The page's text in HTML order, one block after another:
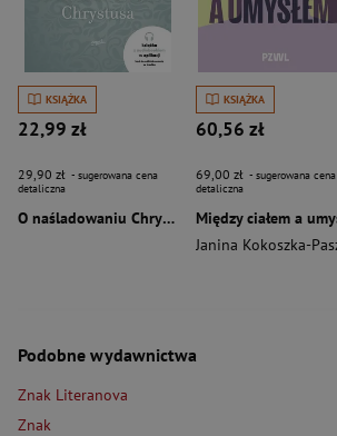
KSIĄŻKA
22,99 zł
29,90 zł - sugerowana cena
detaliczna
O naśladowaniu Chrystusa wyd. 2026
KSIĄŻKA
60,56 zł
69,00 zł - sugerowana cena
detaliczna
Podobne wydawnictwa
Znak Literanova
Znak